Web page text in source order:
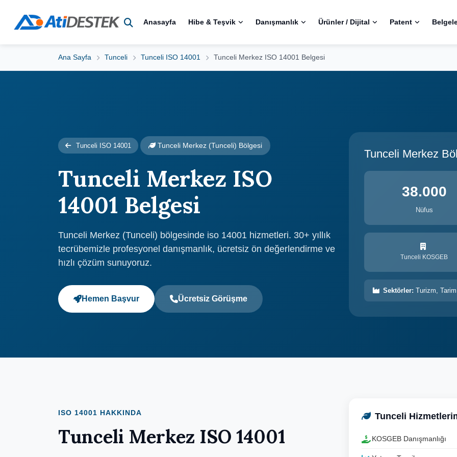
Anasayfa Hibe & Teşvik Danışmanlık Ürünler / Dijital Patent
Ana Sayfa Tunceli Tunceli ISO 14001 Tunceli Merkez ISO 14001 Belgesi
Tunceli ISO 14001 Tunceli Merkez (Tunceli) Bölgesi
Tunceli Merkez ISO
14001 Belgesi
Tunceli Merkez (Tunceli) bölgesinde iso 14001 hizmetleri. 30+ yıllık
tecrübemizle profesyonel danışmanlık, ücretsiz ön değerlendirme ve
hızlı çözüm sunuyoruz.
Hemen Başvur Ücretsiz Görüşme
Tunceli Merkez
38.000
Nüfus
Tunceli KOSGEB
Sektörler: Turizm, Tarim
ISO 14001 HAKKINDA
Tunceli Merkez ISO 14001
Tunceli
KOSGEB Danışmanlığı